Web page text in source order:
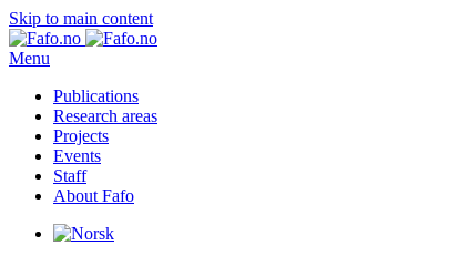
Skip to main content
Menu
Publications
Research areas
Projects
Events
Staff
About Fafo